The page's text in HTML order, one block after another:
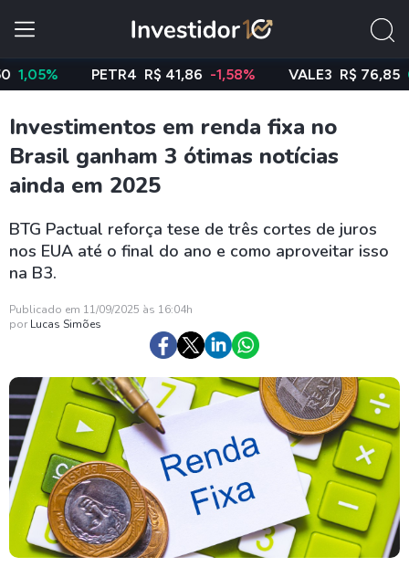
PETR4 R$ 41,86 -1,58% VALE3 R$ 76,85 0,67%
Investimentos em renda fixa no
Brasil ganham 3 ótimas notícias
ainda em 2025
BTG Pactual reforça tese de três cortes de juros
nos EUA até o final do ano e como aproveitar isso
na B3.
Publicado em 11/09/2025 às 16:04h
por Lucas Simões